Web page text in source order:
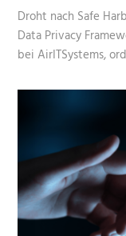
Droht nach Safe
Data Privacy
bei AirITSystems,